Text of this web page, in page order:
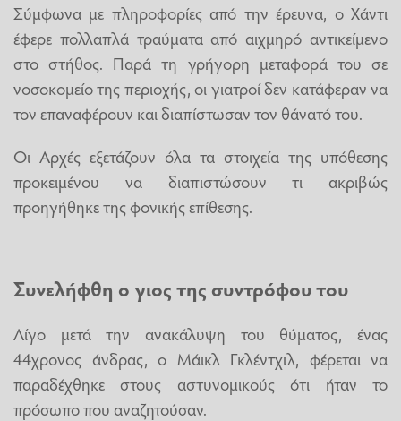
Σύμφωνα με πληροφορίες από την έρευνα, ο Χάντι
έφερε πολλαπλά τραύματα από αιχμηρό αντικείμενο
στο στήθος. Παρά τη γρήγορη μεταφορά του σε
νοσοκομείο της περιοχής, οι γιατροί δεν κατάφεραν να
τον επαναφέρουν και διαπίστωσαν τον θάνατό του.
Οι Αρχές εξετάζουν όλα τα στοιχεία της υπόθεσης
προκειμένου να διαπιστώσουν τι ακριβώς
προηγήθηκε της φονικής επίθεσης.
Συνελήφθη ο γιος της συντρόφου του
Λίγο μετά την ανακάλυψη του θύματος, ένας
44χρονος άνδρας, ο Μάικλ Γκλέντχιλ, φέρεται να
παραδέχθηκε στους αστυνομικούς ότι ήταν το
πρόσωπο που αναζητούσαν.